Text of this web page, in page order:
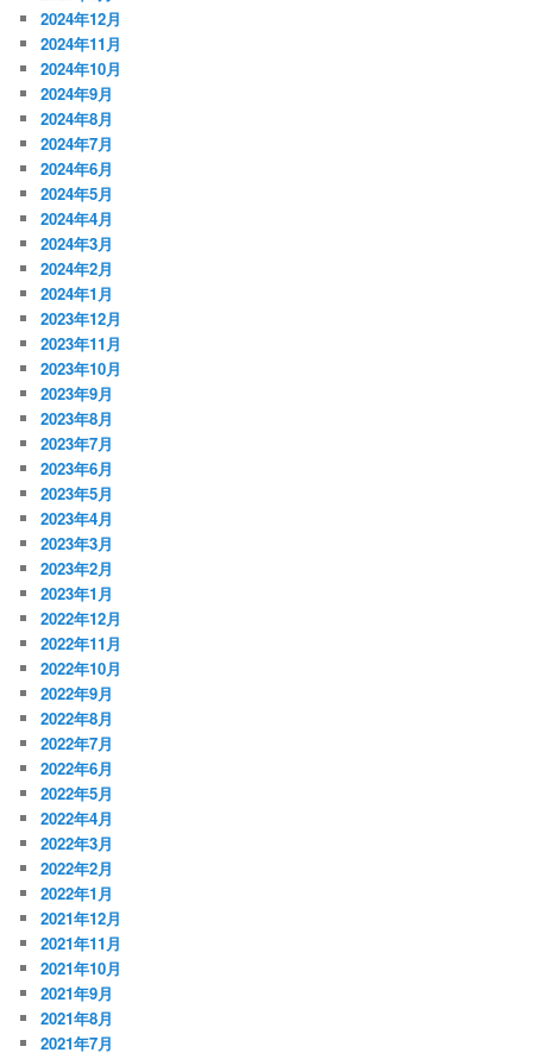
2024年12月
2024年11月
2024年10月
2024年9月
2024年8月
2024年7月
2024年6月
2024年5月
2024年4月
2024年3月
2024年2月
2024年1月
2023年12月
2023年11月
2023年10月
2023年9月
2023年8月
2023年7月
2023年6月
2023年5月
2023年4月
2023年3月
2023年2月
2023年1月
2022年12月
2022年11月
2022年10月
2022年9月
2022年8月
2022年7月
2022年6月
2022年5月
2022年4月
2022年3月
2022年2月
2022年1月
2021年12月
2021年11月
2021年10月
2021年9月
2021年8月
2021年7月